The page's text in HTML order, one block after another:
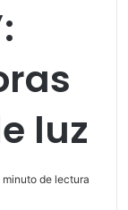
luz
minuto de lectura